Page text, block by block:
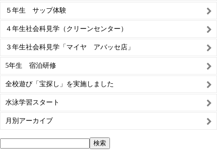
５年生 サップ体験
４年生社会科見学（クリーンセンター）
３年生社会科見学「マイヤ アバッセ店」
5年生 宿泊研修
全校遊び「宝探し」を実施しました
水泳学習スタート
月別アーカイブ